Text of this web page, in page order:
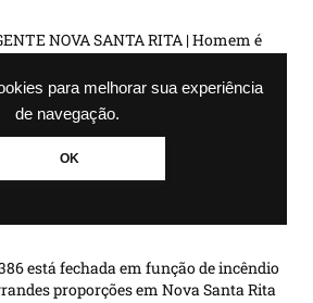
para melhorar sua experiência
de navegação.
OK
NOVA SANTA RITA | Homem é
GBC - 20/11/2022 - 22h06
Battistella atualiza ações tomadas
combate a incêndio de grandes
está fechada em função de incêndio
proporções em Nova Santa Rita